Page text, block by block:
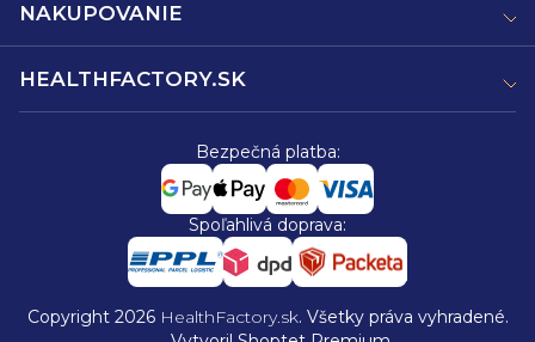
NAKUPOVANIE
HEALTHFACTORY.SK
Bezpečná platba:
Spoľahlivá doprava:
Copyright 2026 HealthFactory.sk. Všetky práva vyhradené.